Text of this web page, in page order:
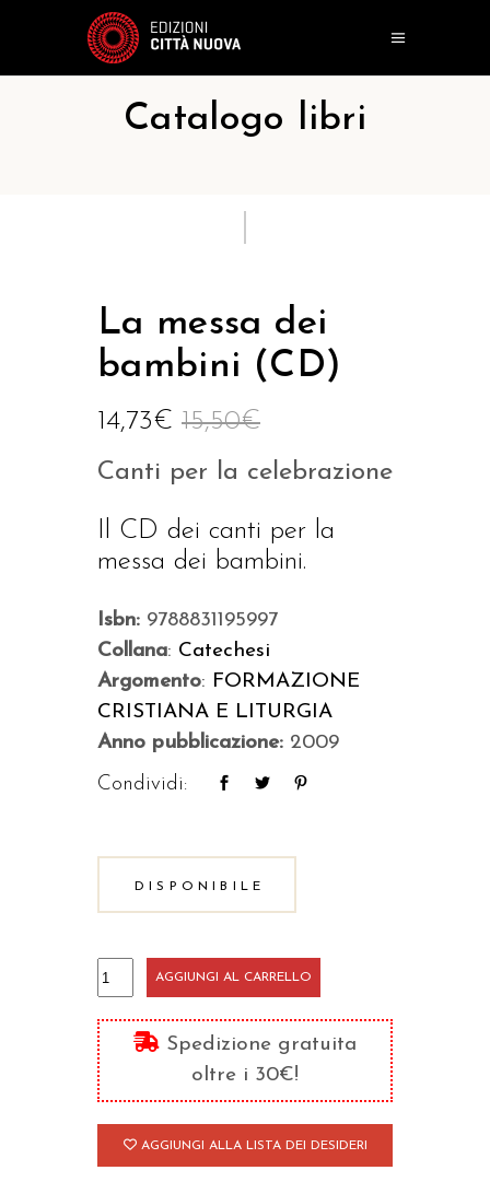
Catalogo libri
La messa dei
bambini (CD)
15,50€
14,73€
Canti per la celebrazione
Il CD dei canti per la
messa dei bambini.
Isbn: 9788831195997
Collana: Catechesi
Argomento: FORMAZIONE
CRISTIANA E LITURGIA
Anno pubblicazione: 2009
Condividi:
DISPONIBILE
La
messa
dei
bambini
(CD)
quantità
AGGIUNGI AL CARRELLO
Spedizione gratuita
oltre i 30€!
AGGIUNGI ALLA LISTA DEI DESIDERI